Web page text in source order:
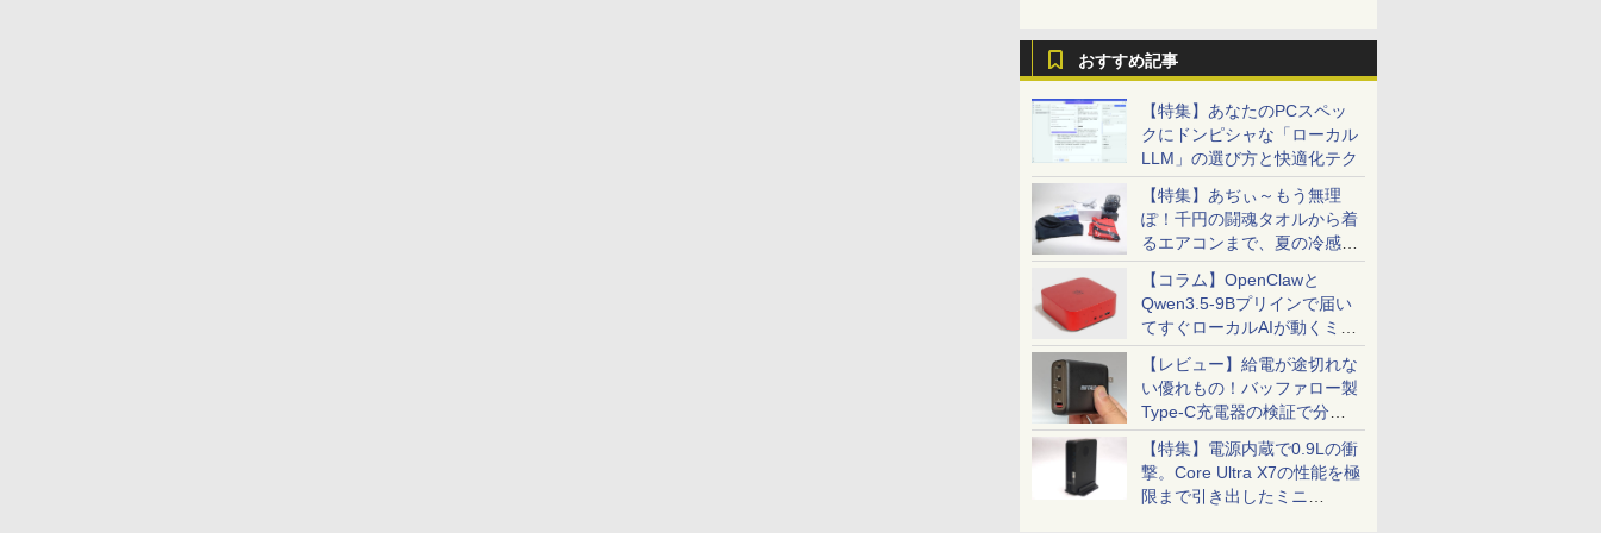
おすすめ記事
【特集】あなたのPCスペッ
クにドンピシャな「ローカル
LLM」の選び方と快適化テク
【特集】あぢぃ～もう無理
ぽ！千円の闘魂タオルから着
るエアコンまで、夏の冷感グ
ッズ一挙紹介
【コラム】OpenClawと
Qwen3.5-9Bプリインで届い
てすぐローカルAIが動くミニ
PC「SER9 Pro」
【レビュー】給電が途切れな
い優れもの！バッファロー製
Type-C充電器の検証で分か
ったこと
【特集】電源内蔵で0.9Lの衝
撃。Core Ultra X7の性能を極
限まで引き出したミニ